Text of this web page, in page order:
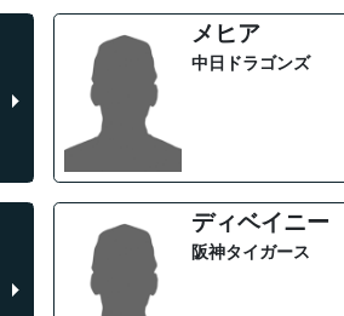
メヒア
中日ドラゴンズ
ディベイニー
阪神タイガース